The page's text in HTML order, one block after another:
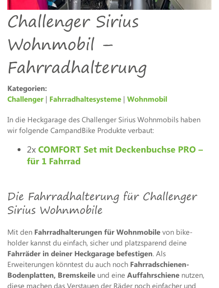
Challenger Sirius
Wohnmobil –
Fahrradhalterung
Kategorien:
Challenger | Fahrradhaltesysteme | Wohnmobil
In die Heckgarage des Challenger Sirius Wohnmobils haben
wir folgende CampandBike Produkte verbaut:
2x COMFORT Set mit Deckenbuchse PRO –
für 1 Fahrrad
Die Fahrradhalterung für Challenger
Sirius Wohnmobile
Mit den Fahrradhalterungen für Wohnmobile von bike-
holder kannst du einfach, sicher und platzsparend deine
Fahrräder in deiner Heckgarage befestigen. Als
Erweiterungen könntest du auch noch Fahrradschienen-
Bodenplatten, Bremskeile und eine Auffahrschiene nutzen,
diese machen das Verstauen der Räder noch einfacher und